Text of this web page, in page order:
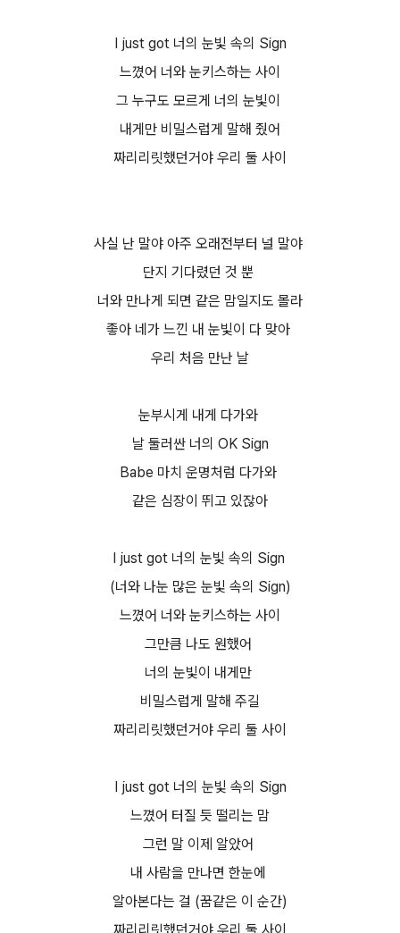
I just got 너의 눈빛 속의 Sign
느꼈어 너와 눈키스하는 사이
그 누구도 모르게 너의 눈빛이
내게만 비밀스럽게 말해 줬어
짜리리릿했던거야 우리 둘 사이
사실 난 말야 아주 오래전부터 널 말야
단지 기다렸던 것 뿐
너와 만나게 되면 같은 맘일지도 몰라
좋아 네가 느낀 내 눈빛이 다 맞아
우리 처음 만난 날
눈부시게 내게 다가와
날 둘러싼 너의 OK Sign
Babe 마치 운명처럼 다가와
같은 심장이 뛰고 있잖아
I just got 너의 눈빛 속의 Sign
(너와 나눈 많은 눈빛 속의 Sign)
느꼈어 너와 눈키스하는 사이
그만큼 나도 원했어
너의 눈빛이 내게만
비밀스럽게 말해 주길
짜리리릿했던거야 우리 둘 사이
I just got 너의 눈빛 속의 Sign
느꼈어 터질 듯 떨리는 맘
그런 말 이제 알았어
내 사람을 만나면 한눈에
알아본다는 걸 (꿈같은 이 순간)